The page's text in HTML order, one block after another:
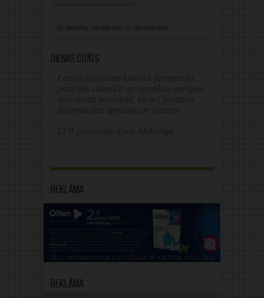
Dienas citāts
Reklāma
Reklāma